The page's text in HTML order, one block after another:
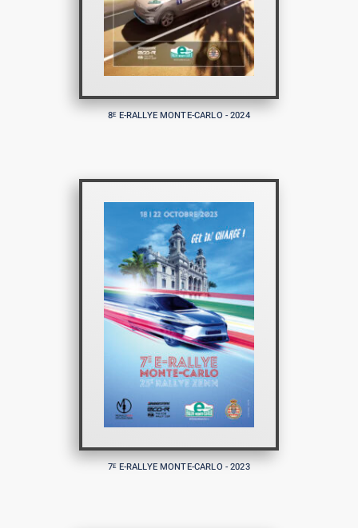
8EE-RALLYE MONTE-CARLO - 2024
7EE-RALLYE MONTE-CARLO - 2023